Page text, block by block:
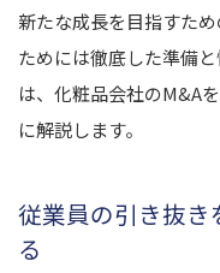
新たな成長を目指すた
ためには徹底した準備
は、化粧品会社のM&A
に解説します。
従業員の引き抜き
る